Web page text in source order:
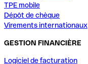
TPE mobile
Dépôt de chèque
Virements internationaux
GESTION FINANCIÈRE
Logiciel de facturation